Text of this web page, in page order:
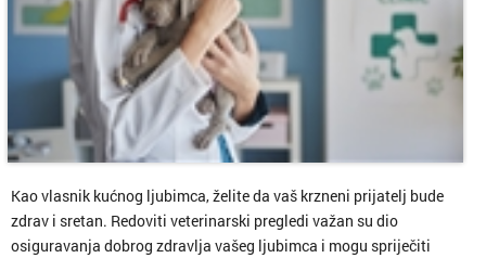
Kao vlasnik kućnog ljubimca, želite da vaš krzneni prijatelj bude
zdrav i sretan. Redoviti veterinarski pregledi važan su dio
osiguravanja dobrog zdravlja vašeg ljubimca i mogu spriječiti